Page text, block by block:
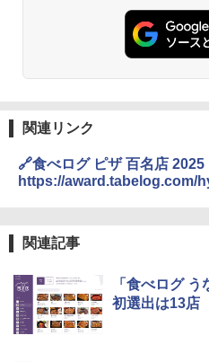
シャープ
L 1段調理
ル操作 コ
￥26,130
関連リンク
🔗食べログ ピザ 百名店 2025
https://award.tabelog.com/
関連記事
「食べログ う
初選出は13店